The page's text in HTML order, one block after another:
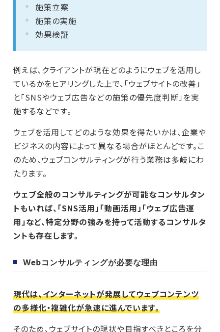
施策立案
施策の実施
効果検証
例えば、クライアントが現在どのようにウェブを活用し
ているかをヒアリングした上で、「ウェブサイトの改善」
と「SNSやウェブ広告などの施策の優先度判断」を実
施するなどです。
ウェブを活用してどのような効果を得たいかは、企業や
ビジネスの内容によって異なる場合がほとんどです。こ
のため、ウェブコンサルティングが行う業務は多岐にわ
たります。
ウェブ全般のコンサルティングが可能なコンサルタン
トもいれば、「SNS活用」「動画活用」「ウェブ広告運
用」など、特定分野の強みを持って活動するコンサルタ
ントも存在します。
Webコンサルティングが必要な理由
現代は、インターネットが発展してウェブコンテンツ
の多様化・複雑化が急速に進んでいます。
そのため、ウェブサイトの現状や目指すべきところを分